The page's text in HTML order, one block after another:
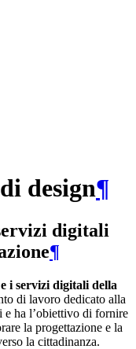
design¶
digitali
¶
i servizi digitali della
di lavoro dedicato alla
ha l’obiettivo di fornire
la progettazione e la
la cittadinanza.